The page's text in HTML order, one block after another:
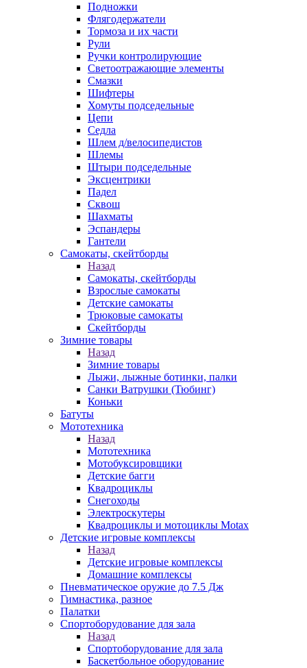
Подножки
Флягодержатели
Тормоза и их части
Рули
Ручки контролирующие
Светоотражающие элементы
Смазки
Шифтеры
Хомуты подседельные
Цепи
Седла
Шлем д/велосипедистов
Шлемы
Штыри подседельные
Эксцентрики
Падел
Сквош
Шахматы
Эспандеры
Гантели
Самокаты, скейтборды
Назад
Самокаты, скейтборды
Взрослые самокаты
Детские самокаты
Трюковые самокаты
Скейтборды
Зимние товары
Назад
Зимние товары
Лыжи, лыжные ботинки, палки
Санки Ватрушки (Тюбинг)
Коньки
Батуты
Мототехника
Назад
Мототехника
Мотобуксировщики
Детские багги
Квадроциклы
Снегоходы
Электроскутеры
Квадроциклы и мотоциклы Motax
Детские игровые комплексы
Назад
Детские игровые комплексы
Домашние комплексы
Пневматическое оружие до 7.5 Дж
Гимнастика, разное
Палатки
Спортоборудование для зала
Назад
Спортоборудование для зала
Баскетбольное оборудование